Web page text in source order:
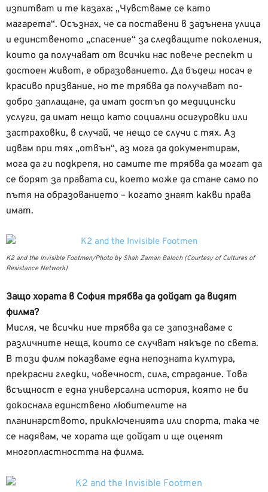
изпитват и те казаха: „Чувстваме се като
магарета“. Осъзнах, че са поставени в задънена улица
и единственото „спасение“ за следващите поколения,
които да получават от всички нас повече респект и
достоен живот, е образованието. Да бъдеш носач е
красиво призвание, но те трябва да получават по-
добро заплащане, да имат достъп до медицински
услуги, да имат нещо като социални осигуровки или
застраховки, в случай, че нещо се случи с тях. Аз
идвам при тях „отвън“, аз мога да документирам,
мога да ги подкрепя, но самите те трябва да могат да
се борят за правата си, което може да стане само по
пътя на образованието – когато знаят какви права
имат.
К2 and the Invisible Footmen/Photo by Shah Zaman Baloch (Courtesy of Cultures of
Resistance Network)
Защо хората в София трябва да дойдат да видят
филма?
Мисля, че всички ние трябва да се запознаваме с
различните неща, които се случват някъде по света.
В този филм показваме една непозната култура,
прекрасни гледки, човечност, сила, страдание. Това
всъщност е една универсална история, която не би
докоснала единствено любителите на
планинарството, приключенията или спорта, така че
се надявам, че хората ще дойдат и ще оценят
многопластността на филма.